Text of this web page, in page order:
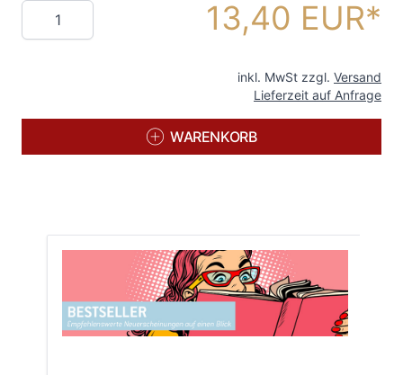
Menge 13,40 EUR
inkl. MwSt zzgl. Versand
Lieferzeit auf Anfrage
WARENKORB